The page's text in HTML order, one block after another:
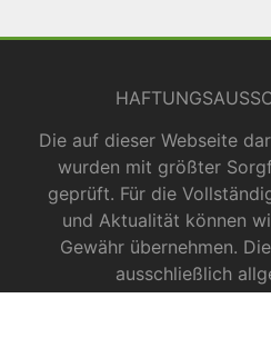
Die auf dieser Webseite
wurden mit größter
geprüft. Für die
und Aktualität können
Gewähr übernehmen.
ausschließlich